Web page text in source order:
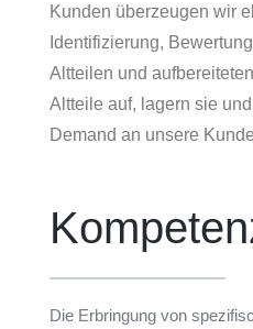
Kunden überzeugen wir
Identifizierung,
Altteilen und
Altteile auf, lagern sie
Demand an unsere
Die Erbringung von